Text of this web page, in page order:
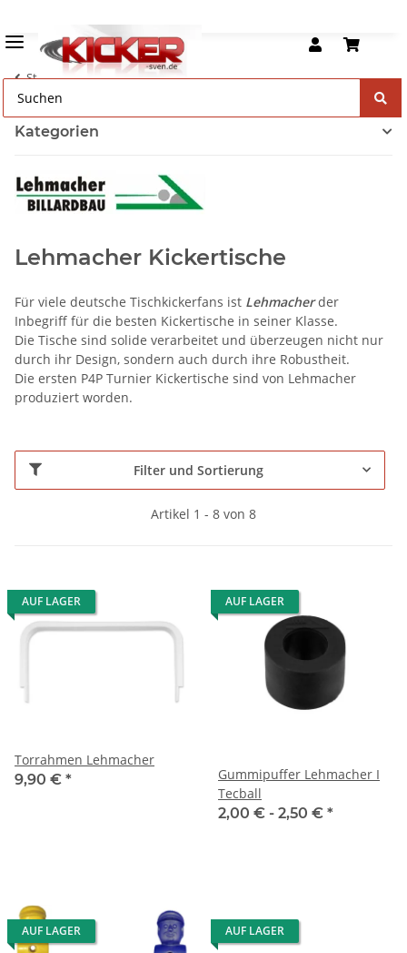
Startseite
Lehmacher Kickertische
Für viele deutsche Tischkickerfans ist Lehmacherder
Inbegriff für die besten Kickertische in seiner Klasse.
Die Tische sind solide verarbeitet und überzeugen nicht nur
durch ihr Design, sondern auch durch ihre Robustheit.
Die ersten P4P Turnier Kickertische sind von Lehmacher
produziert worden.
Filter und Sortierung
Artikel 1 - 8 von 8
AUF LAGER
Torrahmen Lehmacher
9,90 € *
AUF LAGER
Gummipuffer Lehmacher I
Tecball
2,00 € - 2,50 € *
AUF LAGER AUF LAGER
Kategorien